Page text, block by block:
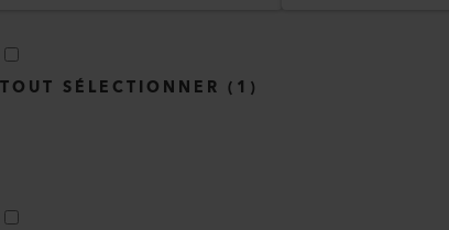
TOUT SÉLECTIONNER ( 1 )